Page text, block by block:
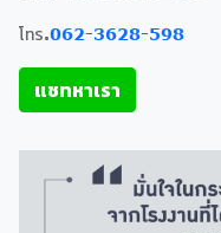
โทร.062-3628-598
แชทหาเรา